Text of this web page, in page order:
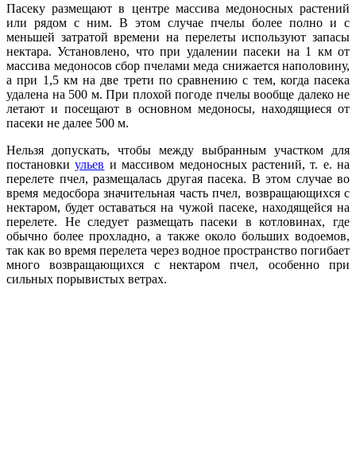
Пасеку размещают в центре массива медоносных растений
или рядом с ним. В этом случае пчелы более полно и с
меньшей затратой времени на перелеты используют запасы
нектара. Установлено, что при удалении пасеки на 1 км от
массива медоносов сбор пчелами меда снижается наполовину,
а при 1,5 км на две трети по сравнению с тем, когда пасека
удалена на 500 м. При плохой погоде пчелы вообще далеко не
летают и посещают в основном медоносы, находящиеся от
пасеки не далее 500 м.
Нельзя допускать, чтобы между выбранным участком для
постановкиульев и массивом медоносных растений, т. е. на
перелете пчел, размещалась другая пасека. В этом случае во
время медосбора значительная часть пчел, возвращающихся с
нектаром, будет оставаться на чужой пасеке, находящейся на
перелете. Не следует размещать пасеки в котловинах, где
обычно более прохладно, а также около больших водоемов,
так как во время перелета через водное пространство погибает
много возвращающихся с нектаром пчел, особенно при
сильных порывистых ветрах.